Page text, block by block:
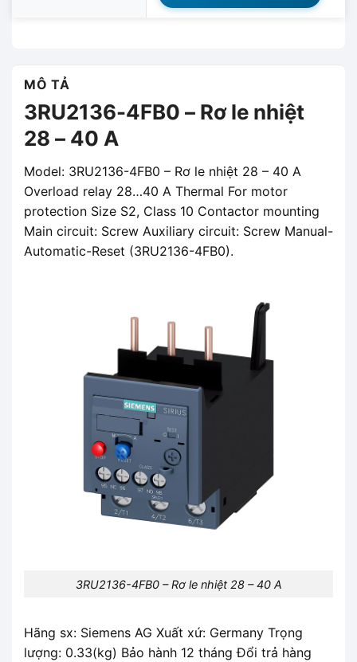
MÔ TẢ
3RU2136-4FB0 – Rơ le nhiệt
28 – 40 A
Model: 3RU2136-4FB0 – Rơ le nhiệt 28 – 40 A
Overload relay 28…40 A Thermal For motor
protection Size S2, Class 10 Contactor mounting
Main circuit: Screw Auxiliary circuit: Screw Manual-
Automatic-Reset (3RU2136-4FB0).
3RU2136-4FB0 – Rơ le nhiệt 28 – 40 A
Hãng sx: Siemens AG Xuất xứ: Germany Trọng
lượng: 0.33(kg) Bảo hành 12 tháng Đổi trả hàng